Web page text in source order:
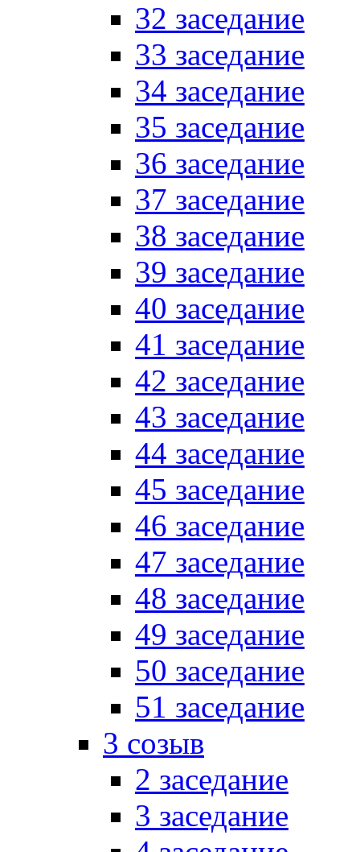
32 заседание
33 заседание
34 заседание
35 заседание
36 заседание
37 заседание
38 заседание
39 заседание
40 заседание
41 заседание
42 заседание
43 заседание
44 заседание
45 заседание
46 заседание
47 заседание
48 заседание
49 заседание
50 заседание
51 заседание
3 созыв
2 заседание
3 заседание